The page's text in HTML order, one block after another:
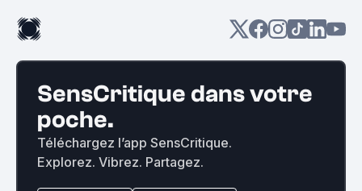
SensCritique dans votre
poche.
Téléchargez l’app SensCritique.
Explorez. Vibrez. Partagez.